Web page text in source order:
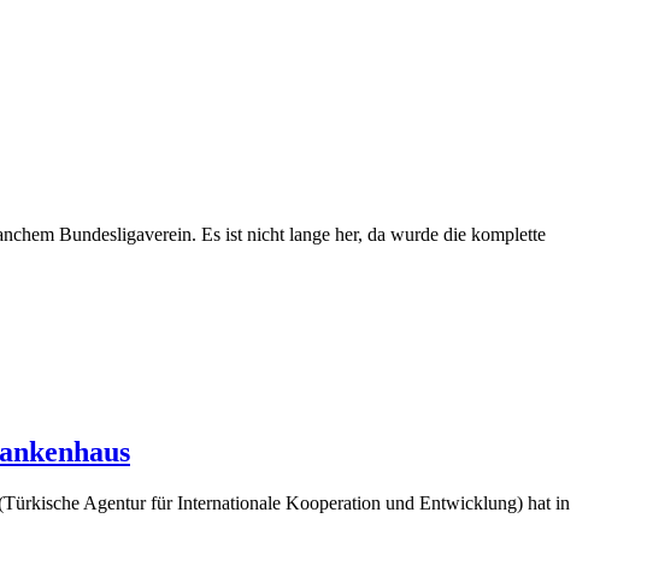
Bundesligaverein. Es ist nicht lange her, da wurde die komplette
Agentur für Internationale Kooperation und Entwicklung) hat in